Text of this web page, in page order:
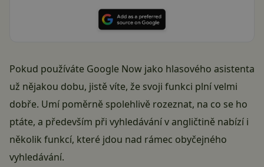
Pokud používáte Google Now jako hlasového asistenta
už nějakou dobu, jistě víte, že svoji funkci plní velmi
dobře. Umí poměrně spolehlivě rozeznat, na co se ho
ptáte, a především při vyhledávání v angličtině nabízí i
několik funkcí, které jdou nad rámec obyčejného
vyhledávání.